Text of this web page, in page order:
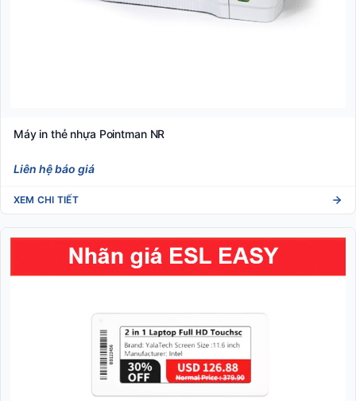
Máy in thẻ nhựa Pointman NR
Liên hệ báo giá
XEM CHI TIẾT